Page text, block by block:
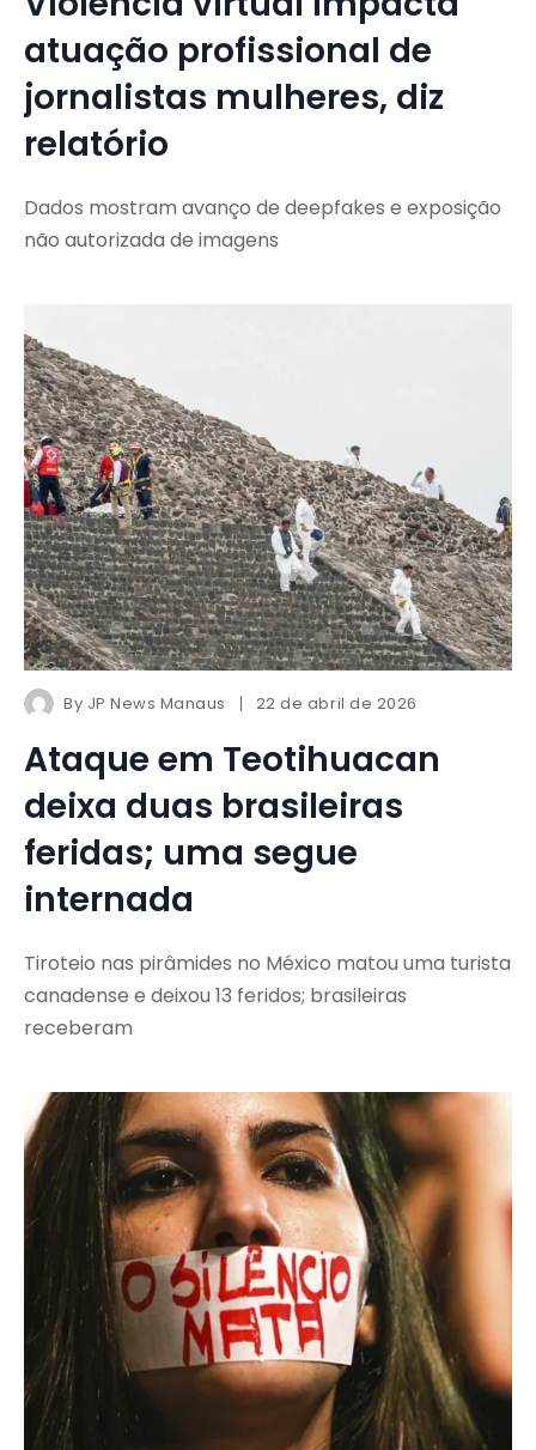
atuação profissional de
jornalistas mulheres, diz
relatório
Dados mostram avanço de deepfakes e exposição
não autorizada de imagens
By JP News Manaus 22 de abril de 2026
Ataque em Teotihuacan
deixa duas brasileiras
feridas; uma segue
internada
Tiroteio nas pirâmides no México matou uma turista
canadense e deixou 13 feridos; brasileiras
receberam